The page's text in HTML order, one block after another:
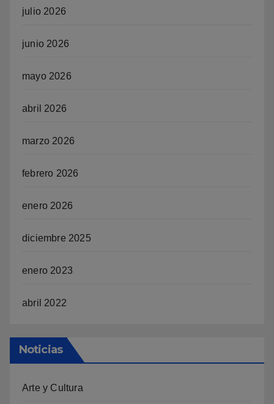
julio 2026
junio 2026
mayo 2026
abril 2026
marzo 2026
febrero 2026
enero 2026
diciembre 2025
enero 2023
abril 2022
Noticias
Arte y Cultura